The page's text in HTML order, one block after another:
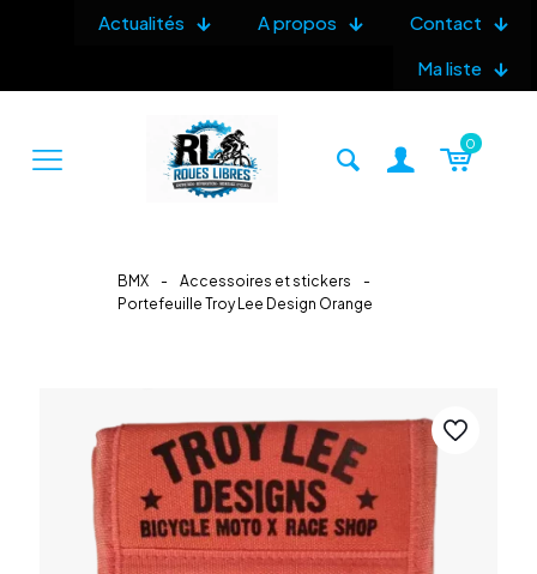
Actualités A propos
Contact
Ma liste
0
BMX - Accessoires et stickers
-
Portefeuille Troy Lee Design Orange